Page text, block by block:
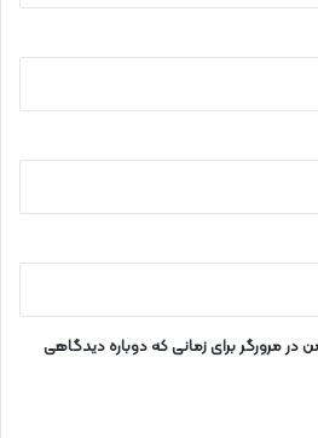
در مرورگر برای زمانی که دوباره دیدگاهی